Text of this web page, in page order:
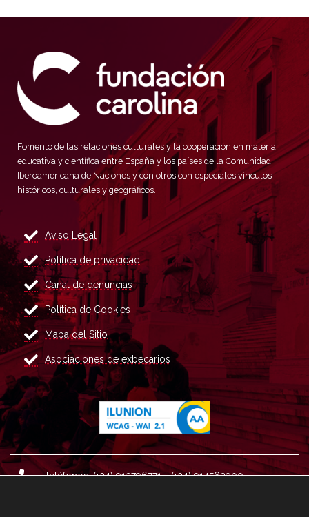
Fomento de las relaciones culturales y la cooperación en materia
educativa y científica entre España y los países de la Comunidad
Iberoamericana de Naciones y con otros con especiales vínculos
históricos, culturales y geográficos.
Aviso Legal
Política de privacidad
Canal de denuncias
Política de Cookies
Mapa del Sitio
Asociaciones de exbecarios
Teléfonos: (+34) 913796771 - (+34) 914562900